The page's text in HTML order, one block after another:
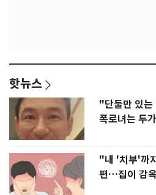
핫뉴스
"단둘만 있
폭로녀는 두
"내 '치부'까
편…집이 감